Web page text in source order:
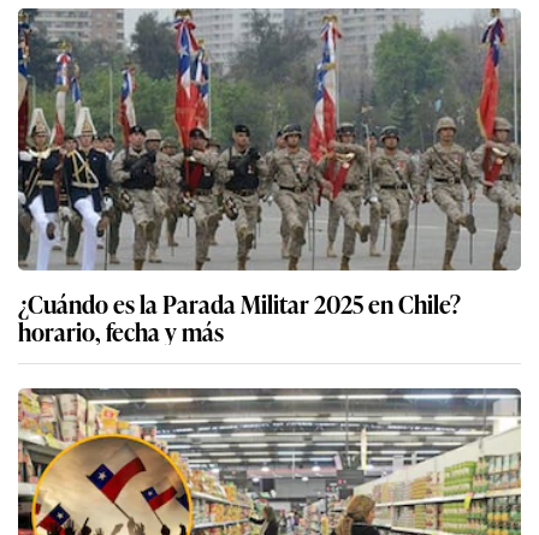
¿Cuándo es la Parada Militar 2025 en Chile?
horario, fecha y más